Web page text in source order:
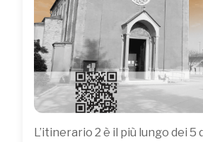
L’itinerario 2 è il più lungo dei